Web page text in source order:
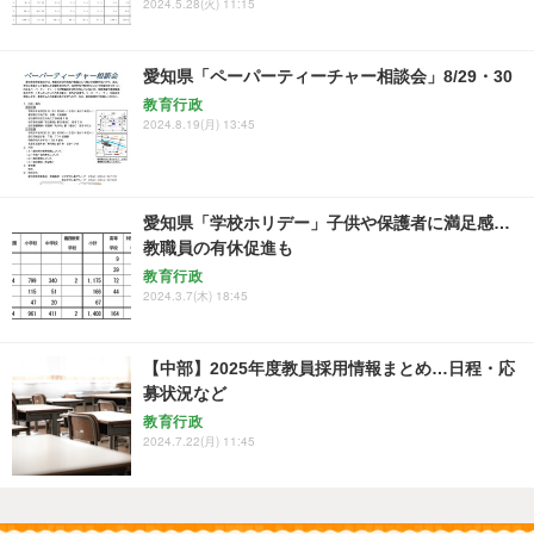
2024.5.28(火) 11:15
愛知県「ペーパーティーチャー相談会」8/29・30
教育行政
2024.8.19(月) 13:45
愛知県「学校ホリデー」子供や保護者に満足感…
教職員の有休促進も
教育行政
2024.3.7(木) 18:45
【中部】2025年度教員採用情報まとめ…日程・応
募状況など
教育行政
2024.7.22(月) 11:45